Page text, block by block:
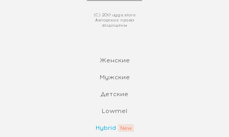
(С) 2017 uggs.store
Авторские права
защищены
Женские
Мужские
Детские
Lowmel
Hybrid